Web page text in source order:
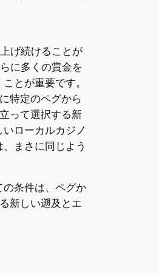
げ続けることが
に多くの賞金を
とが重要です。
特定のペグから
って選択する新
ローカルカジノ
まさに同じよう
条件は、ペグか
新しい遡及とエ